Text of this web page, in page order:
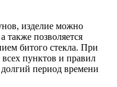
изделие можно
также позволяется
битого стекла. При
пунктов и правил
период времени